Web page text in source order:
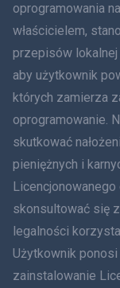
Dania
हिंदी
עברית
Tiếng
繁體中
oprogramowania
właścicielem,
przepisów lokalnej
aby użytkownik
których zamierza
oprogramowanie.
skutkować
pieniężnych i
skonsultować się
legalności
Użytkownik
zainstalowanie